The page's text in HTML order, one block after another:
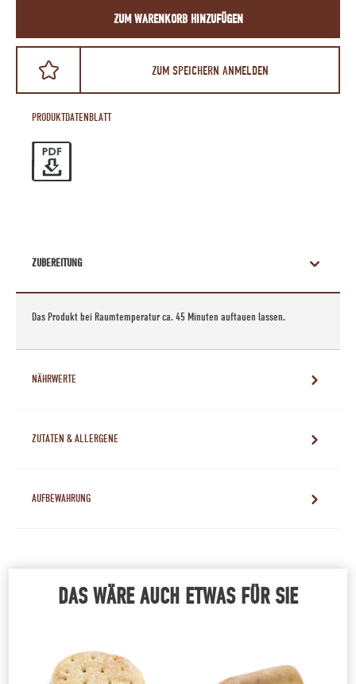
ZUM WARENKORB HINZUFÜGEN
ZUM SPEICHERN ANMELDEN
PRODUKTDATENBLATT
ZUBEREITUNG
Das Produkt bei Raumtemperatur ca. 45 Minuten auftauen lassen.
NÄHRWERTE
ZUTATEN & ALLERGENE
AUFBEWAHRUNG
DAS WÄRE AUCH ETWAS FÜR SIE